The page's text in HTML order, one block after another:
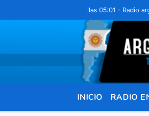
de 2026 y son las 05:01 - Radio
INICIO RADIO